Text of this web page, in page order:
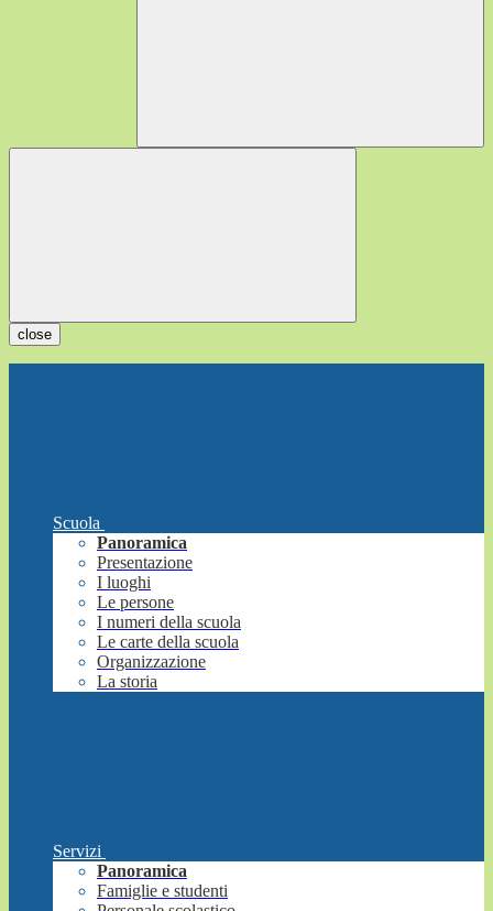
close
Scuola
Panoramica
Presentazione
I luoghi
Le persone
I numeri della scuola
Le carte della scuola
Organizzazione
La storia
Servizi
Panoramica
Famiglie e studenti